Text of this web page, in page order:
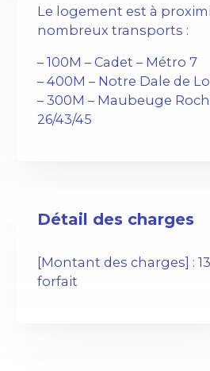
Le logement est à
nombreux transports :
– 100M – Cadet – Métro 7
– 400M – Notre Dale de
– 300M – Maubeuge
26/43/45
Détail des charges
[Montant des charges] :
forfait